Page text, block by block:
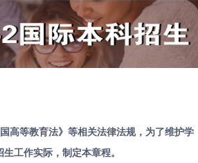
高等教育法》等相关法律法规，为了维护学
工作实际，制定本章程。